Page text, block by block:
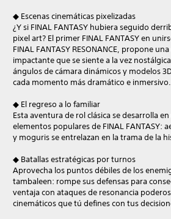
◆ Escenas cinemáticas pixelizadas
¿Y si FINAL FANTASY hubiera seguido
pixel art? El primer FINAL FANTASY en
FINAL FANTASY RESONANCE, propone
impactante que se siente a la vez
ángulos de cámara dinámicos y modelos
cada momento más dramático e inmersivo.
◆ El regreso a lo familiar
Esta aventura de rol clásica se desarrolla
elementos populares de FINAL FANTASY:
y moguris se entrelazan en la trama de la
◆ Batallas estratégicas por turnos
Aprovecha los puntos débiles de los
tambaleen: rompe sus defensas para
ventaja con ataques de resonancia
cinemáticos que tú defines con tus